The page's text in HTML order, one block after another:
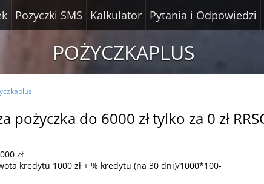
Pozyczki SMS Kalkulator Pytania i Odpowiedzi
POŻYCZKAPLUS
pożyczka do 6000 zł tylko za 0 zł
zł
kredytu 1000 zł + % kredytu (na 30 dni)/1000*100-